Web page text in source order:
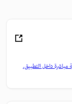
داخل التطبيق.